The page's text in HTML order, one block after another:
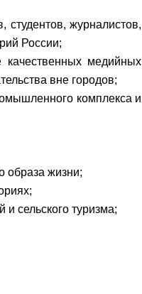
журналистов,
России;
медийных
вне городов;
комплекса и
образа жизни;
сельского туризма;